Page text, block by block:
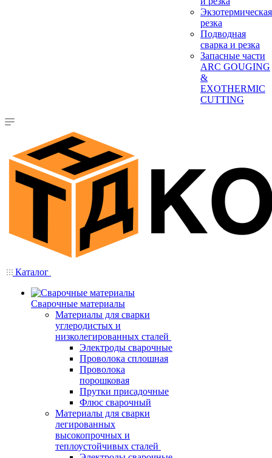
Экзотермическая
резка
Подводная
сварка и резка
Запасные части
ARC GOUGING
&
EXOTHERMIC
CUTTING
Каталог
Сварочные материалы
Материалы для сварки
углеродистых и
низколегированных сталей
Электроды сварочные
Проволока сплошная
Проволока
порошковая
Прутки присадочные
Флюс сварочный
Материалы для сварки
легированных
высокопрочных и
теплоустойчивых сталей